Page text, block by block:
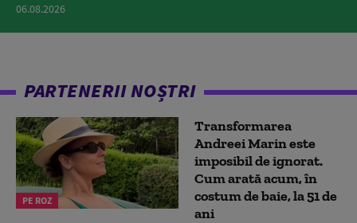
06.08.2026
PARTENERII NOȘTRI
PE ROZ
Transformarea
Andreei Marin este
imposibil de ignorat.
Cum arată acum, în
costum de baie, la 51 de
ani